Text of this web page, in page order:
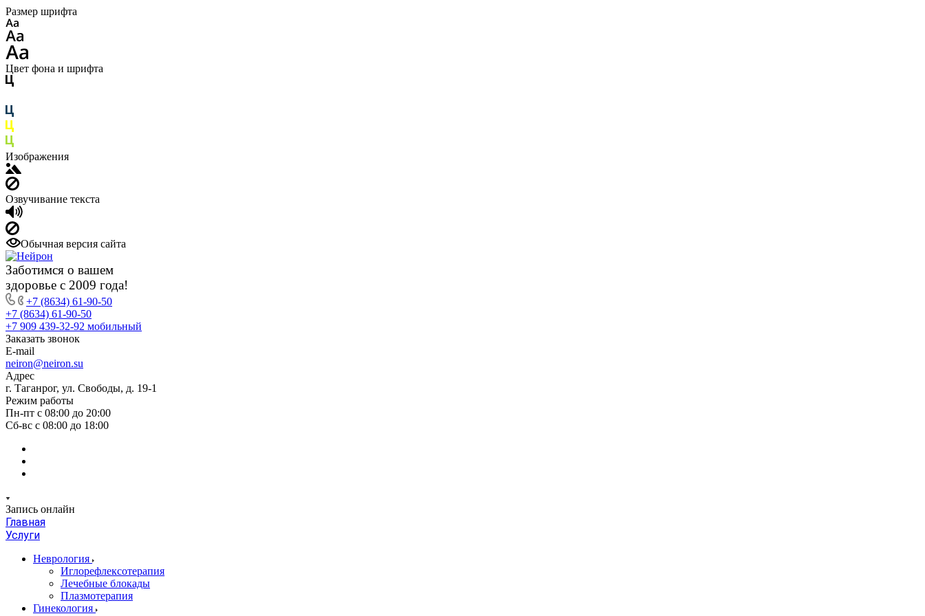
Размер шрифта
Цвет фона и шрифта
Изображения
Озвучивание текста
Обычная версия сайта
Заботимся о вашем
здоровье с 2009 года!
+7 (8634) 61-90-50
+7 (8634) 61-90-50
+7 909 439-32-92 мобильный
Заказать звонок
E-mail
neiron@neiron.su
Адрес
г. Таганрог, ул. Свободы, д. 19-1
Режим работы
Пн-пт с 08:00 до 20:00
Сб-вс с 08:00 до 18:00
Запись онлайн
Главная
Услуги
Неврология
Иглорефлексотерапия
Лечебные блокады
Плазмотерапия
Гинекология